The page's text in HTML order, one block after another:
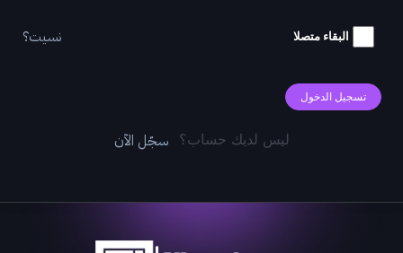
البقاء متصلا نسيت؟
تسجيل الدخول
ليس لديك حساب؟ سجّل الآن